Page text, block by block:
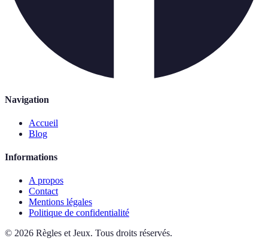
Navigation
Accueil
Blog
Informations
A propos
Contact
Mentions légales
Politique de confidentialité
© 2026 Règles et Jeux. Tous droits réservés.